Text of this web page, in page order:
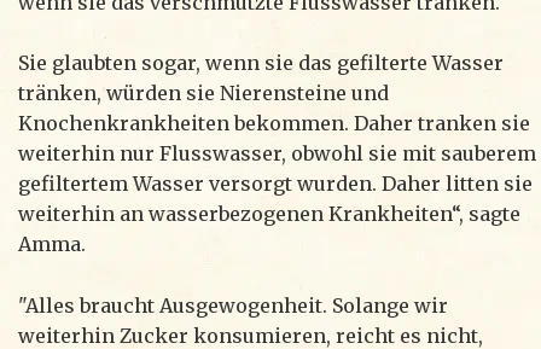
Sie glaubten sogar, wenn sie das gefilterte Wasser
tränken, würden sie Nierensteine und
Knochenkrankheiten bekommen. Daher tranken sie
weiterhin nur Flusswasser, obwohl sie mit sauberem
gefiltertem Wasser versorgt wurden. Daher litten sie
weiterhin an wasserbezogenen Krankheiten“, sagte
Amma.
"Alles braucht Ausgewogenheit. Solange wir
weiterhin Zucker konsumieren, reicht es nicht,